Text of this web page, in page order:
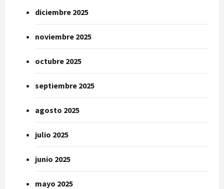
diciembre 2025
noviembre 2025
octubre 2025
septiembre 2025
agosto 2025
julio 2025
junio 2025
mayo 2025